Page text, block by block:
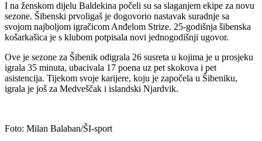
I na ženskom dijelu Baldekina počeli su sa slaganjem ekipe za novu
sezone. Šibenski prvoligaš je dogovorio nastavak suradnje sa
svojom najboljom igračicom Anđelom Strize. 25-godišnja šibenska
košarkašica je s klubom potpisala novi jednogodišnji ugovor.
Ove je sezone za Šibenik odigrala 26 susreta u kojima je u prosjeku
igrala 35 minuta, ubacivala 17 poena uz pet skokova i pet
asistencija. Tijekom svoje karijere, koju je započela u Šibeniku,
igrala je još za Medveščak i islandski Njardvik.
Foto: Milan Balaban/ŠI-sport